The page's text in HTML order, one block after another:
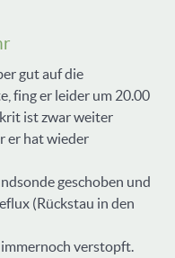
gut auf die
fing er leider um 20.00
ist zwar weiter
er hat wieder
geschoben und
(Rückstau in den
immernoch verstopft.